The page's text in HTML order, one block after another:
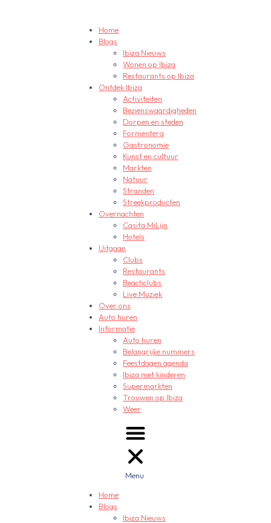
Home
Blogs
Ibiza Nieuws
Wonen op Ibiza
Restaurants op Ibiza
Ontdek Ibiza
Activiteiten
Bezienswaardigheden
Dorpen en steden
Formentera
Gastronomie
Kunst en cultuur
Markten
Natuur
Stranden
Streekproducten
Overnachten
Casita MiLijn
Hotels
Uitgaan
Clubs
Restaurants
Beachclubs
Live Muziek
Over ons
Auto huren
Informatie
Auto huren
Belangrijke nummers
Feestdagen agenda
Ibiza met kinderen
Supermarkten
Trouwen op Ibiza
Weer
Menu
Home
Blogs
Ibiza Nieuws